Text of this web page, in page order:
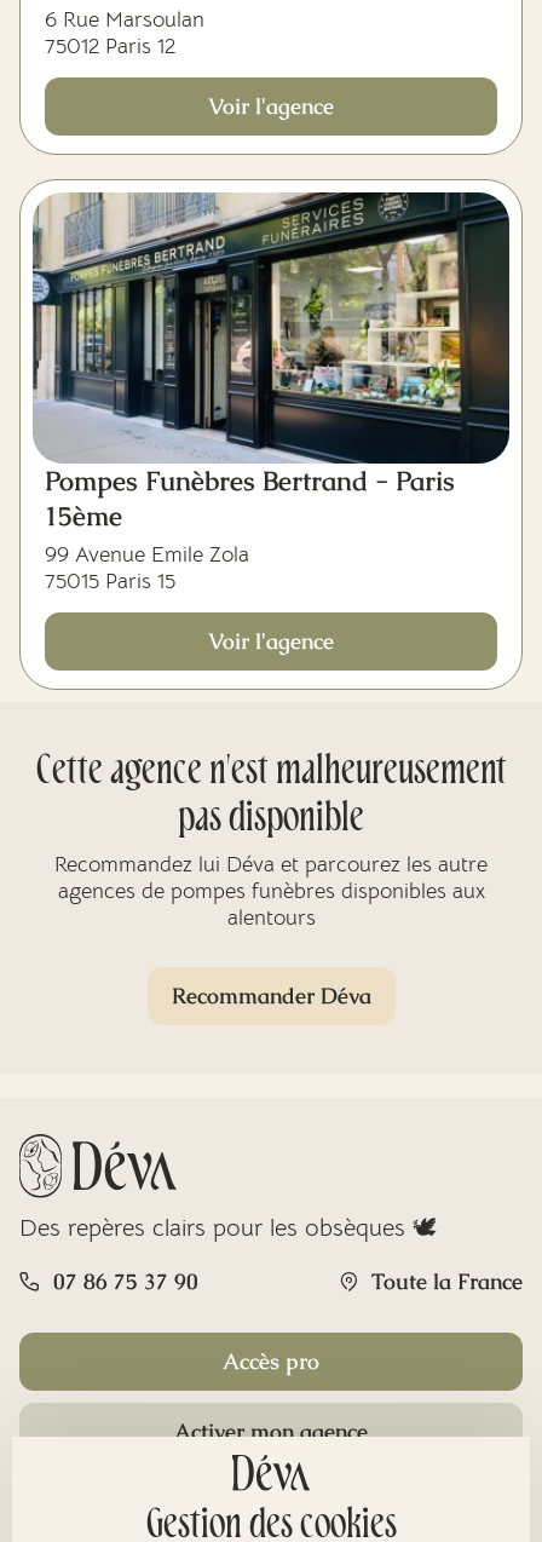
6 Rue Marsoulan
75012 Paris 12
Voir l'agence
Pompes Funèbres Bertrand - Paris
15ème
99 Avenue Emile Zola
75015 Paris 15
Voir l'agence
Cette agence n'est malheureusement
pas disponible
Recommandez lui Déva et parcourez les autre
agences de pompes funèbres disponibles aux
alentours
Recommander Déva
Des repères clairs pour les obsèques 🕊️
07 86 75 37 90 Toute la France
Accès pro
Activer mon agence
Gestion des cookies